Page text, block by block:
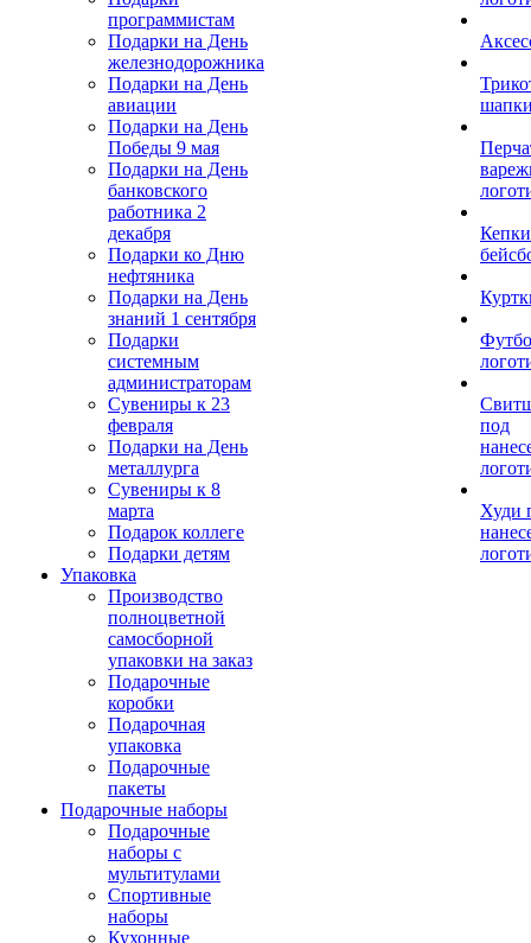
программистам
Подарки на День
железнодорожника
Подарки на День
авиации
Подарки на День
Победы 9 мая
Подарки на День
банковского
работника 2
декабря
Подарки ко Дню
нефтяника
Подарки на День
знаний 1 сентября
Подарки
системным
администраторам
Сувениры к 23
февраля
Подарки на День
металлурга
Сувениры к 8
марта
Подарок коллеге
Подарки детям
Упаковка
Производство
полноцветной
самосборной
упаковки на заказ
Подарочные
коробки
Подарочная
упаковка
Подарочные
пакеты
Подарочные наборы
Подарочные
наборы с
мультитулами
Спортивные
наборы
Кухонные
под
Худи